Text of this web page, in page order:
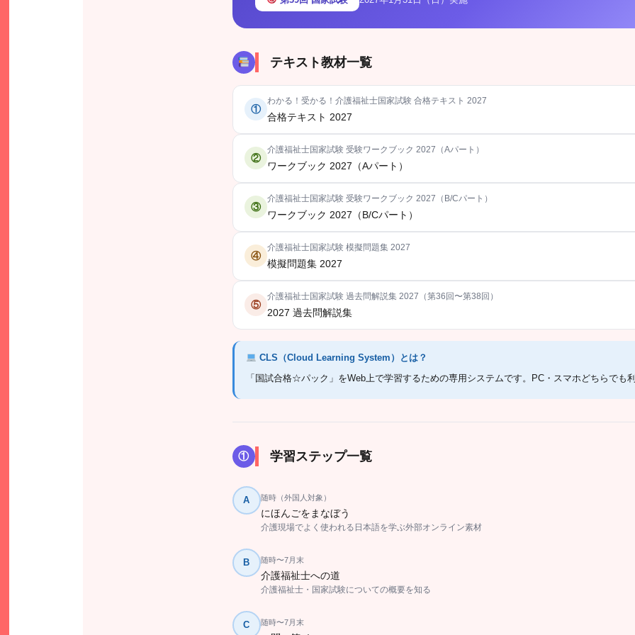
テキスト教材一覧
①
わかる！受かる！介護福祉士国家試験 合格テキスト 2027
合格テキスト 2027
②
介護福祉士国家試験 受験ワークブック 2027（Aパート）
ワークブック 2027（Aパート）
③
介護福祉士国家試験 受験ワークブック 2027（B/Cパート）
ワークブック 2027（B/Cパート）
④
介護福祉士国家試験 模擬問題集 2027
模擬問題集 2027
⑤
介護福祉士国家試験 過去問解説集 2027（第36回〜第38回）
2027 過去問解説集
CLS（Cloud Learning System）とは？
「国試合格☆パック」をWeb上で学習するための専用システムです。PC・スマホどちらでも利
① 学習ステップ一覧
A 随時（外国人対象）
にほんごをまなぼう
介護現場でよく使われる日本語を学ぶ外部オンライン素材
B 随時〜7月末
介護福祉士への道
介護福祉士・国家試験についての概要を知る
C 随時〜7月末